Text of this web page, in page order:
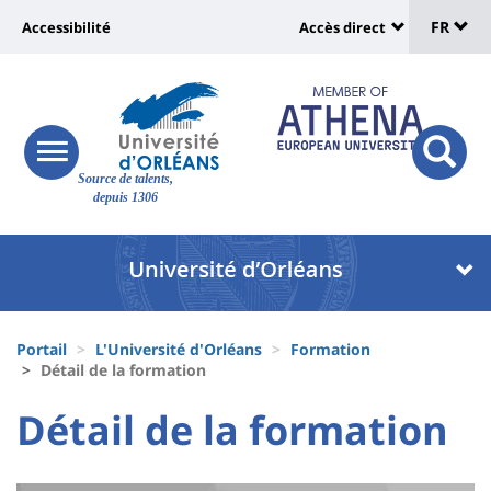
Site
Source de talents,
depuis 1306
Université
Recherche
responsive
menu
button
Université
vers
page
accessibilité
Accessibilité
:
Shortcut
links
Accès direct
de
FR
Université
Block
liste
composantes
d'Ariane
Portail L'Université d'Orléans
Formation
Détail de la formation
University
University
Titre
Détail de la formation
Contenu